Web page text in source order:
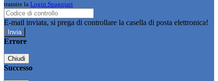
tramite la Login Spaggiari
E-mail inviata, si prega di controllare la casella di posta elettronica!
Errore
Chiudi
Successo